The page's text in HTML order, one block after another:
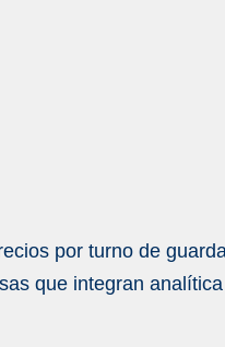
por turno de
que integran